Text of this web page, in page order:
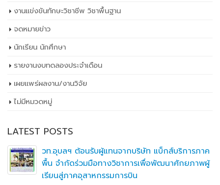
งานแข่งขันทักษะวิชาชีพ วิชาพื้นฐาน
จดหมายข่าว
นักเรียน นักศึกษา
รายงานงบทดลองประจำเดือน
เผยเเพร่ผลงาน/งานวิจัย
ไม่มีหมวดหมู่
LATEST POSTS
วท.อุบลฯ ต้อนรับผู้แทนจากบริษัท แบ็กส์บริการภาค
พื้น จำกัดร่วมมือทางวิชาการเพื่อพัฒนาศักยภาพผู้
เรียนสู่ภาคอุสาหกรรมการบิน